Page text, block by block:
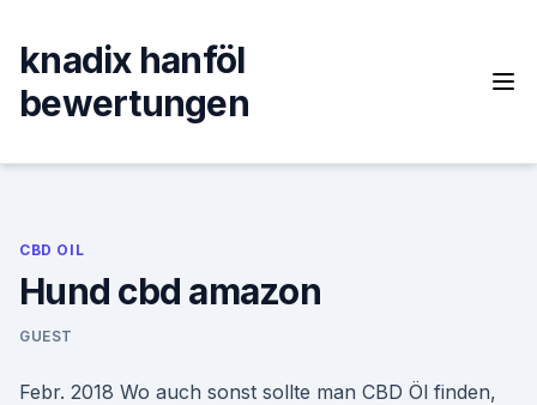
content
knadix hanföl
bewertungen
CBD OIL
Hund cbd amazon
GUEST
Febr. 2018 Wo auch sonst sollte man CBD Öl finden,